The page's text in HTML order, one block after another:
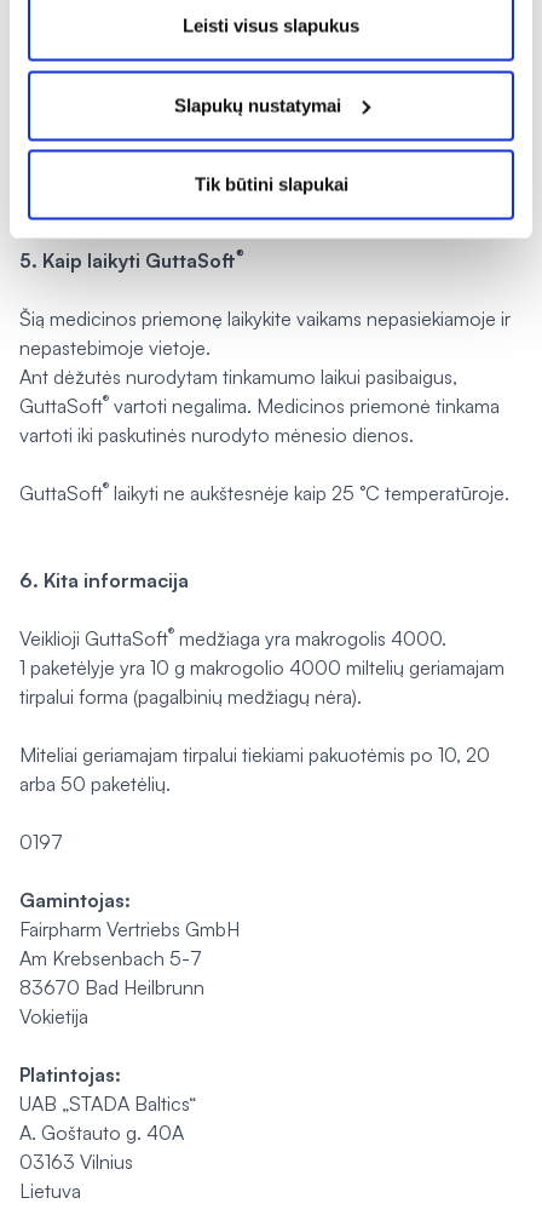
Leisti visus slapukus
Slapukų nustatymai
Tik būtini slapukai
angioneurozinė edema, dilgėlinė, išbėrimas ir padidėjęs
jautrumas.
Jeigu pasireiškė sunkus šalutinis poveikis arba pastebėjote
šiame lapelyje nenurodytą šalutinį poveikį, pasakykite savo
gydytojui arba vaistininkui.
5. Kaip laikyti GuttaSoft®
Šią medicinos priemonę laikykite vaikams nepasiekiamoje ir
nepastebimoje vietoje.
Ant dėžutės nurodytam tinkamumo laikui pasibaigus,
GuttaSoft® vartoti negalima. Medicinos priemonė tinkama
vartoti iki paskutinės nurodyto mėnesio dienos.
GuttaSoft® laikyti ne aukštesnėje kaip 25 °C temperatūroje.
6. Kita informacija
Veiklioji GuttaSoft® medžiaga yra makrogolis 4000.
1 paketėlyje yra 10 g makrogolio 4000 miltelių geriamajam
tirpalui forma (pagalbinių medžiagų nėra).
Miteliai geriamajam tirpalui tiekiami pakuotėmis po 10, 20
arba 50 paketėlių.
0197
Gamintojas:
Fairpharm Vertriebs GmbH
Am Krebsenbach 5-7
83670 Bad Heilbrunn
Vokietija
Platintojas:
UAB „STADA Baltics“
A. Goštauto g. 40A
03163 Vilnius
Lietuva